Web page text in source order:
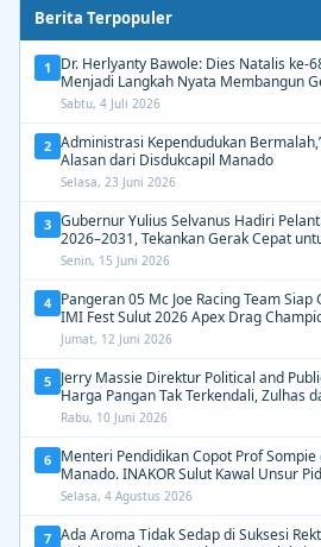
Berita Terpopuler
1
Dr. Herlyanty Bawole: Dies Natalis ke-
Menjadi Langkah Nyata Membangun
Berdampak
Sabtu, 4 Juli 2026
2 Administrasi Kependudukan Bermalah,”Warga butuh
Alasan dari Disdukcapil Manado
Selasa, 23 Juni 2026
3 Gubernur Yulius Selvanus Hadiri
2026–2031, Tekankan Gerak Cepat
Senin, 15 Juni 2026
4 Pangeran 05 Mc Joe Racing Team
IMI Fest Sulut 2026 Apex Drag
Jumat, 12 Juni 2026
5 Jerry Massie Direktur Political and
Harga Pangan Tak Terkendali, Zulhas
Dipertahankan”
Rabu, 10 Juni 2026
6 Menteri Pendidikan Copot Prof
Manado. INAKOR Sulut Kawal Unsur
Aroma Busuk di Suksesi Rektor
Selasa, 4 Agustus 2026
7 Ada Aroma Tidak Sedap di Suksesi